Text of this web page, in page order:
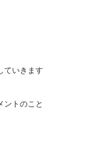
ていきます
ントのこと